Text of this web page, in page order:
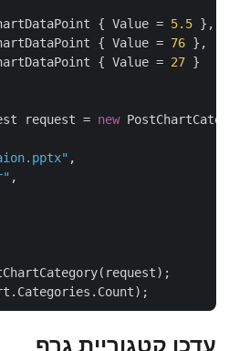
{ Value = 5.5 },
{ Value = 76 },
{ Value = 27 }
request = new
עדכן קטגוריית גרף